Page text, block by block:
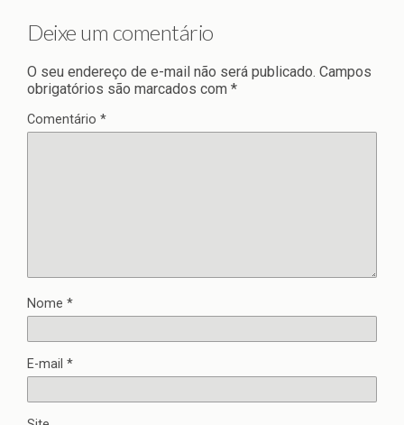
Deixe um comentário
O seu endereço de e-mail não será publicado. Campos
obrigatórios são marcados com *
Comentário *
Nome *
E-mail *